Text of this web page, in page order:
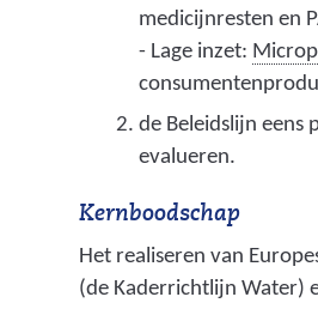
medicijnresten en
- Lage inzet:
de Beleidslijn eens
evalueren.
Kernboodschap
Het realiseren van
(de Kaderrichtlijn Water)